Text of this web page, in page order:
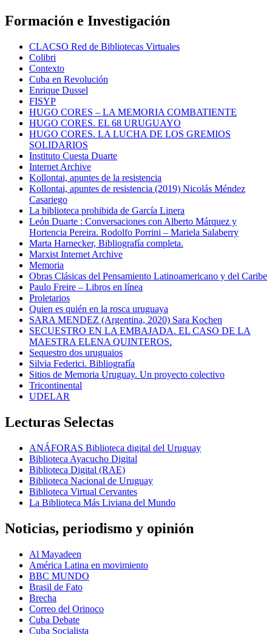
Formación e Investigación
CLACSO Red de Bibliotecas Virtuales
Colibri
Contexto
Cuba en Revolución
Enrique Dussel
FISYP
HUGO CORES – LA MEMORIA COMBATIENTE
HUGO CORES. EL 68 URUGUAYO
HUGO CORES. LA LUCHA DE LOS GREMIOS
SOLIDARIOS
Instituto Cuesta Duarte
Internet Archive
Kollontai, apuntes de la resistencia
Kollontai, apuntes de resistencia (2019) Nicolás Méndez
Casariego
La biblioteca prohibida de García Linera
León Duarte : Conversaciones con Alberto Márquez y
Hortencia Pereira. Rodolfo Porrini – Mariela Salaberry
Marta Harnecker, Bibliografía completa.
Marxist Internet Archive
Memoria
Obras Clásicas del Pensamiento Latinoamericano y del Caribe
Paulo Freire – Libros en línea
Proletarios
Quien es quién en la rosca uruguaya
SARA MENDEZ (Argentina, 2020) Sara Kochen
SECUESTRO EN LA EMBAJADA. EL CASO DE LA
MAESTRA ELENA QUINTEROS.
Sequestro dos uruguaios
Silvia Federici. Bibliografía
Sitios de Memoria Uruguay. Un proyecto colectivo
Tricontinental
UDELAR
Lecturas Selectas
ANÁFORAS Biblioteca digital del Uruguay
Biblioteca Ayacucho Digital
Biblioteca Digital (RAE)
Biblioteca Nacional de Uruguay
Biblioteca Virtual Cervantes
La Biblioteca Más Liviana del Mundo
Noticias, periodismo y opinión
Al Mayadeen
América Latina en movimiento
BBC MUNDO
Brasil de Fato
Brecha
Correo del Orinoco
Cuba Debate
Cuba Socialista